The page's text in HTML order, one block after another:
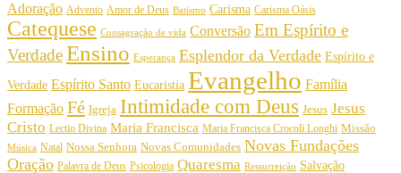
Adoração Advento Amor de Deus Batismo Carisma Carisma Oásis
Catequese Consagração de vida Conversão Em Espírito e
VerdadeEnsino Esperança Esplendor da Verdade Espírito e
Verdade Espírito Santo Eucaristia Evangelho Família
Formação Fé Igreja Intimidade com Deus Jesus Jesus
Cristo Lectio Divina Maria Francisca Maria Francisca Crocoli Longhi Missão
Música Natal Nossa Senhora Novas Comunidades Novas Fundações
Oração Palavra de Deus Psicologia Quaresma Ressurreição Salvação